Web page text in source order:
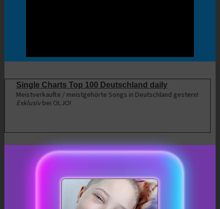
Single Charts Top 100 Deutschland daily
Meistverkaufte / meistgehörte Songs in Deutschland gestern!
Exklusivbei OLJO!